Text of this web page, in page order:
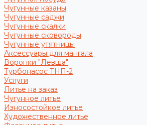
Чугунные казаны
Чугунные саджи
Чугунные скалки
Чугунные сковороды
Чугунные утятницы
Аксессуары для мангала
Воронки "Левша"
Турбонасос ТНП-2
Услуги
Литье на заказ
Чугунное литье
Износостойкое литье
Художественное литье